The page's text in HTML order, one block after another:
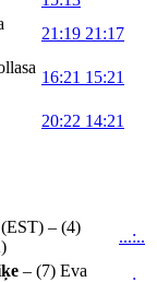
21:19 21:17
16:21 15:21
20:22 14:21
– (4)
...:..
– (7) Eva